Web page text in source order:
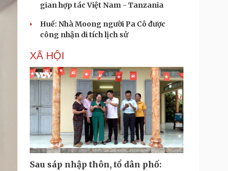
gian hợp tác Việt Nam - Tanzania
Huế: Nhà Moong người Pa Cô được
công nhận di tích lịch sử
XÃ HỘI
Sau sáp nhập thôn, tổ dân phố: